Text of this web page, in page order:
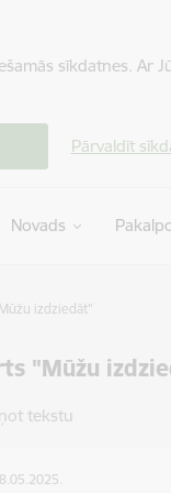
sīkdatnes. Ar
Pārvaldīt
Novads
izdziedāt"
"Mūžu
tekstu